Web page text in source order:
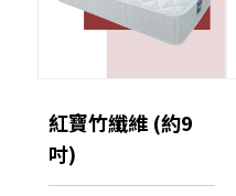
紅寶竹纖維 (約9
吋)